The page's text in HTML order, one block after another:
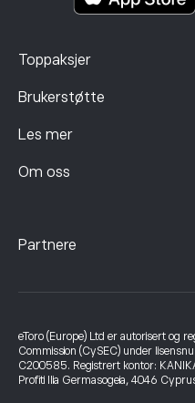
Toppaksjer
Brukerstøtte
Les mer
Om oss
Partnere
eToro (Europe) Ltd er autorisert og
Commission (CySEC) under
C200585. Registrert kontor:
Profiti Ilia Germasogeia, 4046